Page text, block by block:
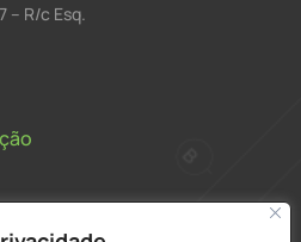
– R/c Esq.